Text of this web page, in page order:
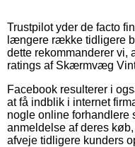
Trustpilot yder de facto
længere række tidligere
dette rekommanderer vi,
ratings af Skærmvæg
Facebook resulterer i
at få indblik i internet
nogle online forhandlere
anmeldelse af deres
afveje tidligere kunders